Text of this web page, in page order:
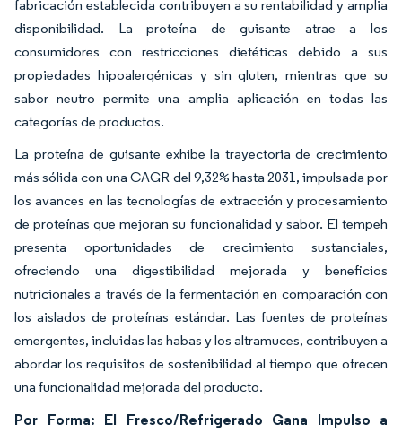
fabricación establecida contribuyen a su rentabilidad y amplia
disponibilidad. La proteína de guisante atrae a los
consumidores con restricciones dietéticas debido a sus
propiedades hipoalergénicas y sin gluten, mientras que su
sabor neutro permite una amplia aplicación en todas las
categorías de productos.
La proteína de guisante exhibe la trayectoria de crecimiento
más sólida con una CAGR del 9,32% hasta 2031, impulsada por
los avances en las tecnologías de extracción y procesamiento
de proteínas que mejoran su funcionalidad y sabor. El tempeh
presenta oportunidades de crecimiento sustanciales,
ofreciendo una digestibilidad mejorada y beneficios
nutricionales a través de la fermentación en comparación con
los aislados de proteínas estándar. Las fuentes de proteínas
emergentes, incluidas las habas y los altramuces, contribuyen a
abordar los requisitos de sostenibilidad al tiempo que ofrecen
una funcionalidad mejorada del producto.
Por Forma: El Fresco/Refrigerado Gana Impulso a